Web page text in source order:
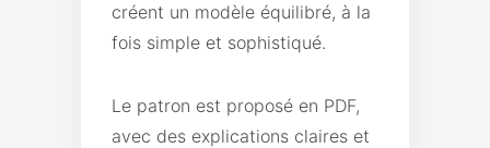
créent un modèle équilibré, à la
fois simple et sophistiqué.
Le patron est proposé en PDF,
avec des explications claires et